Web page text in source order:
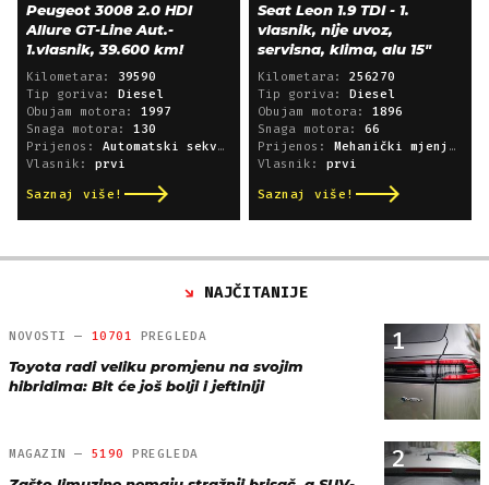
Peugeot 3008 2.0 HDI
Allure GT-Line Aut.-
1.vlasnik, 39.600 km!
Kilometara: 39590
Tip goriva: Diesel
Obujam motora: 1997
Snaga motora: 130
Prijenos: Automatski sekvencijski
Vlasnik: prvi
Saznaj više!
Seat Leon 1.9 TDI - 1.
vlasnik, nije uvoz,
servisna, klima, alu 15"
Kilometara: 256270
Tip goriva: Diesel
Obujam motora: 1896
Snaga motora: 66
Prijenos: Mehanički mjenjač
Vlasnik: prvi
Saznaj više!
NAJČITANIJE
1
NOVOSTI — 10701 PREGLEDA
Toyota radi veliku promjenu na svojim
hibridima: Bit će još bolji i jeftiniji
2
MAGAZIN — 5190 PREGLEDA